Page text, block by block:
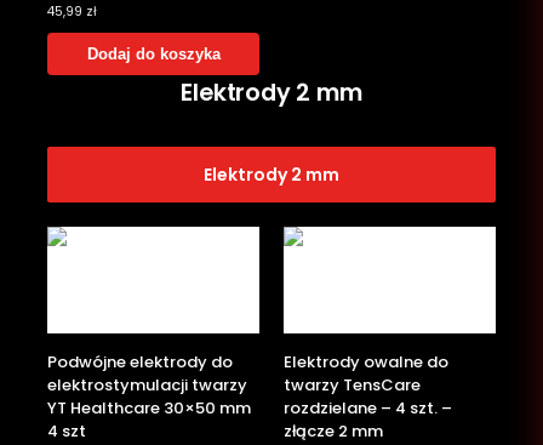
45,99 zł
Dodaj do koszyka
Elektrody 2 mm
Elektrody 2 mm
Podwójne elektrody do
elektrostymulacji twarzy
YT Healthcare 30×50 mm
4 szt
Elektrody owalne do
twarzy TensCare
rozdzielane – 4 szt. –
złącze 2 mm